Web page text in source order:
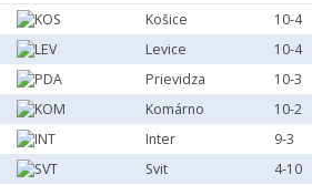
Košice
10-4
Levice
10-4
Prievidza
10-3
Komárno
10-2
Inter
9-3
Svit
4-10